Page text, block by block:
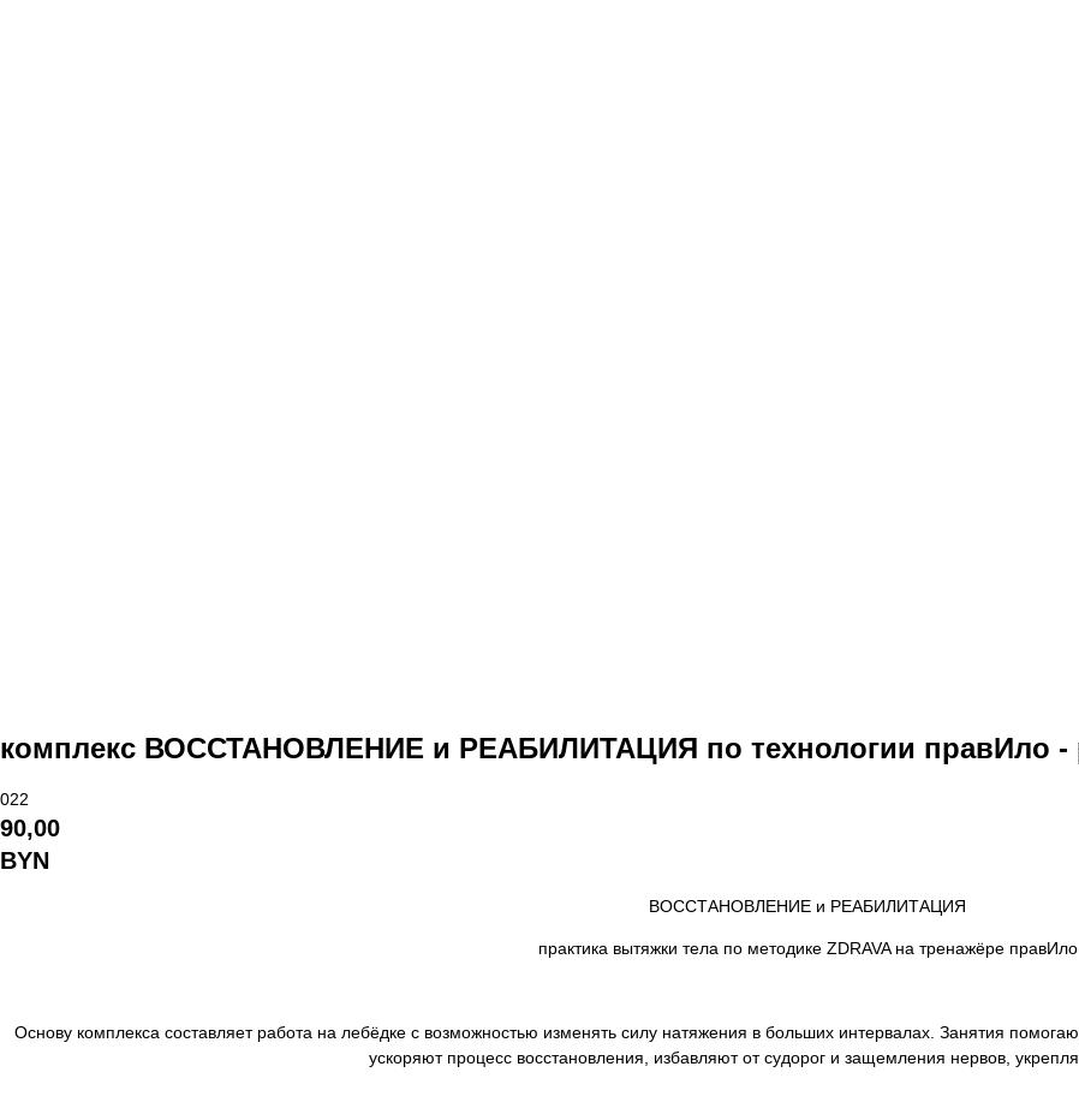
комплекс ВОССТАНОВЛЕНИЕ и РЕАБИЛИТАЦИЯ по технологии правИло -
022
90,00
BYN
ВОССТАНОВЛЕНИЕ и РЕАБИЛИТАЦИЯ
практика вытяжки тела по методике ZDRAVA на тренажёре правИло
Основу комплекса составляет работа на лебёдке с возможностью изменять силу натяжения в больших интервалах. Занятия
ускоряют процесс восстановления, избавляют от судорог и защемления нервов,